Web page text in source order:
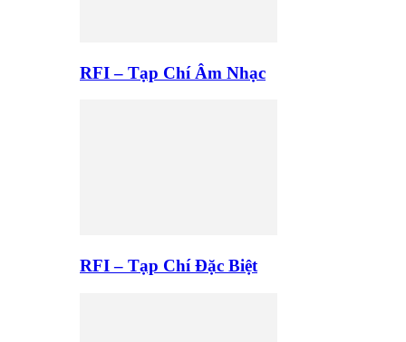
RFI – Tạp Chí Âm Nhạc
RFI – Tạp Chí Đặc Biệt